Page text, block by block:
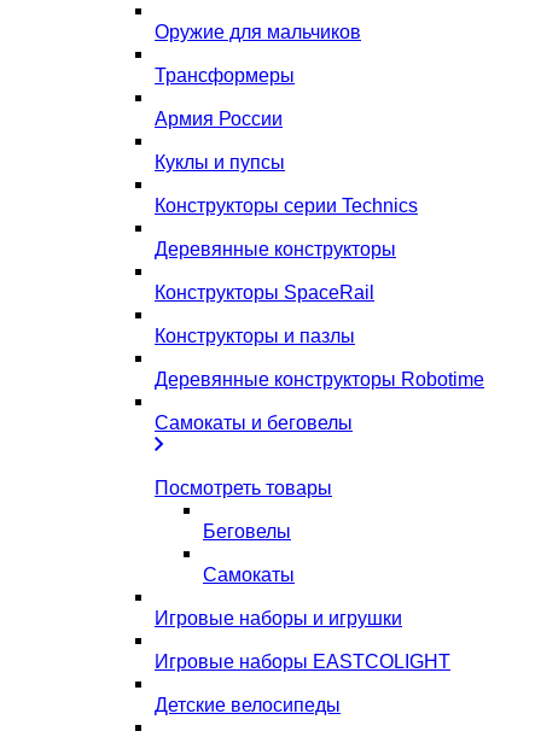
Оружие для мальчиков
Трансформеры
Армия России
Куклы и пупсы
Конструкторы серии Technics
Деревянные конструкторы
Конструкторы SpaceRail
Конструкторы и пазлы
Деревянные конструкторы Robotime
Самокаты и беговелы
Посмотреть товары
Беговелы
Самокаты
Игровые наборы и игрушки
Игровые наборы EASTCOLIGHT
Детские велосипеды